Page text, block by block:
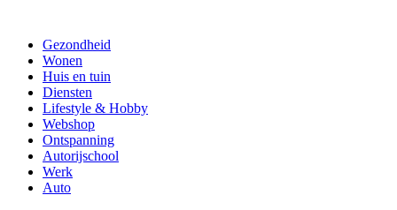
Gezondheid
Wonen
Huis en tuin
Diensten
Lifestyle & Hobby
Webshop
Ontspanning
Autorijschool
Werk
Auto